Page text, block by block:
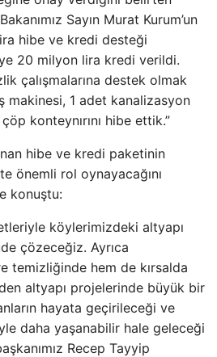
Sayın Murat Kurum’un
hibe ve kredi desteği
20 milyon lira kredi verildi.
çalışmalarına destek olmak
makinesi, 1 adet kanalizasyon
konteynırını hibe ettik.”
hibe ve kredi paketinin
önemli rol oynayacağını
konuştu:
köylerimizdeki altyapı
çözeceğiz. Ayrıca
temizliğinde hem de kırsalda
altyapı projelerinde büyük bir
hayata geçirileceği ve
daha yaşanabilir hale geleceği
Recep Tayyip